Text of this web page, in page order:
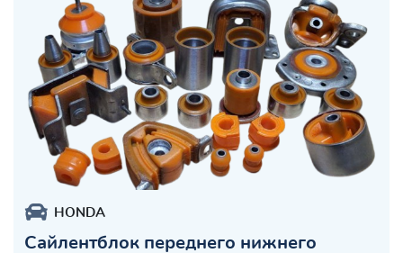
HONDA
Сайлентблок переднего нижнего